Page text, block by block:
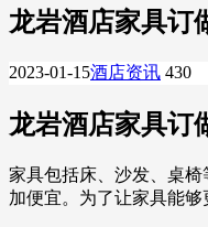
龙岩酒店家具订
2023-01-15酒店资讯 430
龙岩酒店家具订
家具包括床、沙发、桌
加便宜。为了让家具能